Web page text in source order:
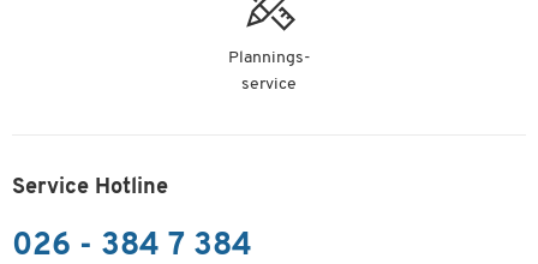
Plannings-
service
Service Hotline
026 - 384 7 384